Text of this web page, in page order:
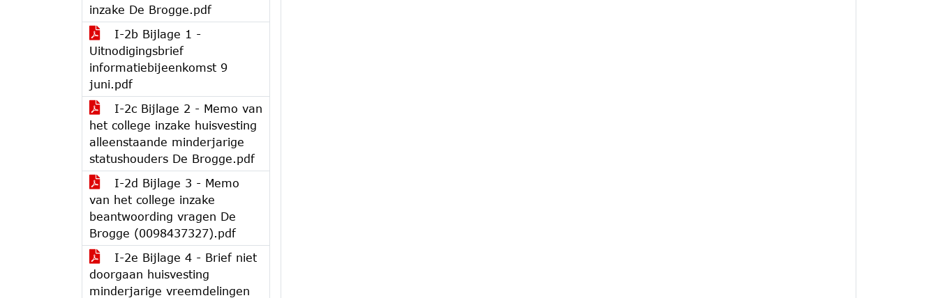
inzake De Brogge.pdf
I-2b Bijlage 1 -
Uitnodigingsbrief
informatiebijeenkomst 9
juni.pdf
I-2c Bijlage 2 - Memo van
het college inzake huisvesting
alleenstaande minderjarige
statushouders De Brogge.pdf
I-2d Bijlage 3 - Memo
van het college inzake
beantwoording vragen De
Brogge (0098437327).pdf
I-2e Bijlage 4 - Brief niet
doorgaan huisvesting
minderjarige vreemdelingen